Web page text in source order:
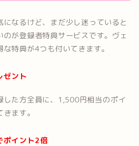
なるけど、まだ少し迷っていると
のが登録者特典サービスです。ヴェ
特典が4つも付いてきます。
ント
した方全員に、1,500円相当のポイ
ます。
イント2倍